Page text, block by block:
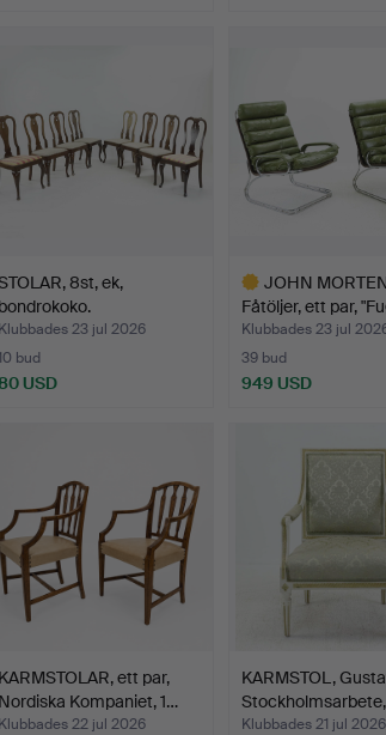
8st, ek,
23 jul 2026
bud
USD
JOHN
Fåtöljer, ett par,
Klubbades 23 jul
39 bud
949 USD
ett par,
Kompaniet, 1…
22 jul 2026
KARMSTOL,
Klubbades 21 jul 2026